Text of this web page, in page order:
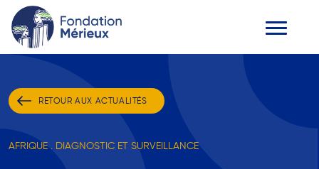
RETOUR AUX ACTUALITÉS
AFRIQUE . DIAGNOSTIC ET SURVEILLANCE